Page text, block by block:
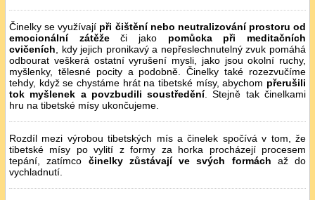
Činelky se využívají při čištění nebo neutralizování prostoru od
emocionální zátěžeči jako pomůcka při meditačních
cvičeních , kdy jejich pronikavý a nepřeslechnutelný zvuk pomáhá
odbourat veškerá ostatní vyrušení mysli, jako jsou okolní ruchy,
myšlenky, tělesné pocity a podobně. Činelky také rozezvučíme
tehdy, když se chystáme hrát na tibetské mísy, abychom přerušili
tok myšlenek a povzbudili soustředění. Stejně tak činelkami
hru na tibetské mísy ukončujeme.
Rozdíl mezi výrobou tibetských mís a činelek spočívá v tom, že
tibetské mísy po vylití z formy za horka procházejí procesem
tepání, zatímco činelky zůstávají ve svých formách až do
vychladnutí.